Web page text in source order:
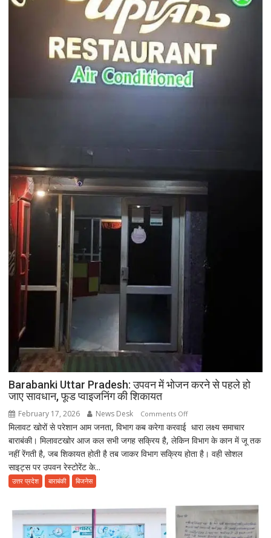
Barabanki Uttar Pradesh: उपवन में भोजन करने से पहले हो
जाए सावधान, फूड प्वाइजनिंग की शिकायत
February 17, 2026 News Desk Comments Offon
Barabanki
Uttar
Pradesh:
करने
से
पहले
मिलावट खोरों से परेशान आम जनता, विभाग कब करेगा करवाई धारा लक्ष्य समाचार
बाराबंकी। मिलावटखोर आज कल सभी जगह सक्रिय है, लेकिन विभाग के कान में जू तक
नहीं रेंगती है, जब शिकायत होती है तब जाकर विभाग सक्रिय होता है। वही सोशल
साइट्स पर उपवन रेस्टोरेंट के...
उत्तर प्रदेश बाराबंकी बिजनेस